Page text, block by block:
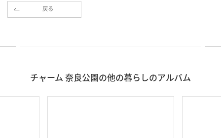
戻る
チャーム 奈良公園の他の暮らしのアルバム